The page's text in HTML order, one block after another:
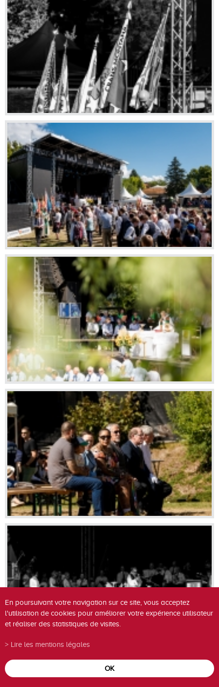
En poursuivant votre navigation sur ce site, vous acceptez
l'utilisation de cookies pour améliorer votre expérience utilisateur
et réaliser des statistiques de visites.
Lire les mentions légales
OK